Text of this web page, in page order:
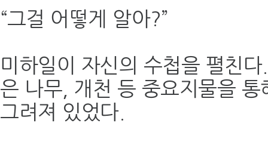
“그걸 어떻게 알아?”
미하일이 자신의 수첩을 펼친
은 나무, 개천 등 중요지물을
그려져 있었다.